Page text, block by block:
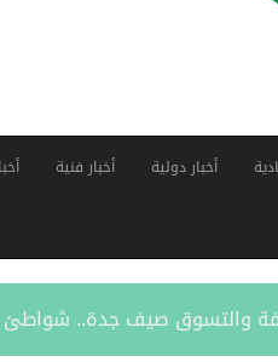
أخبار دولية أخبار فنية
والتسوق صيف جدة..